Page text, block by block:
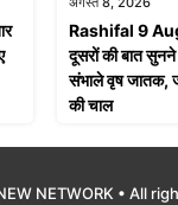
Rashifal 9
दूसरों की बात सुनने
संभाले वृष जातक,
की चाल
NETWORK • All